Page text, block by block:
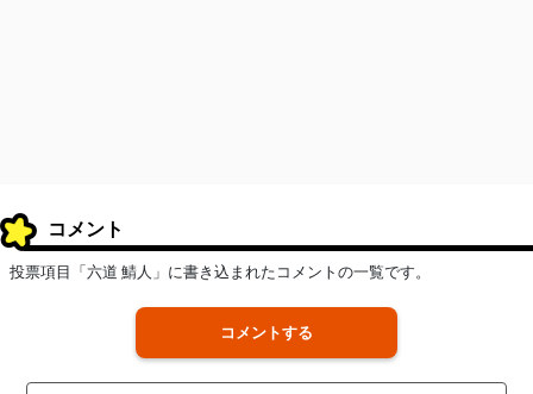
コメント
投票項目「六道 鯖人」に書き込まれたコメントの一覧です。
コメントする